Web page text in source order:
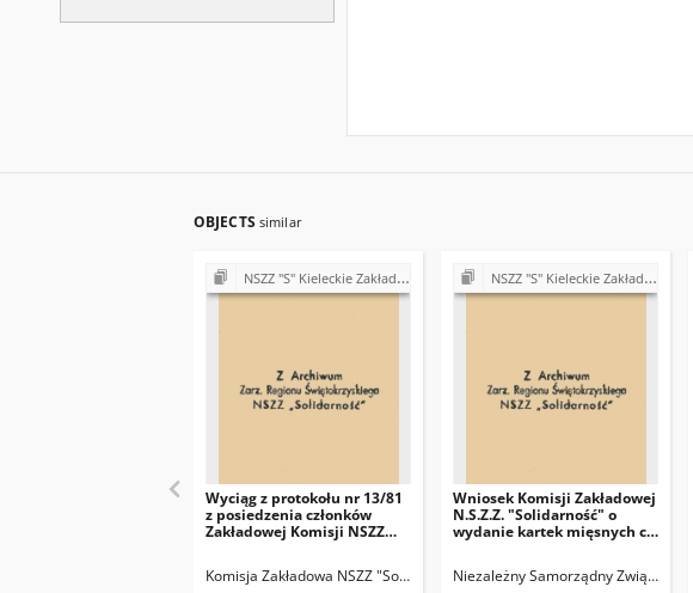
OBJECTS similar
NSZZ "S" Kieleckie Zakłady Przemysłu Wapienniczego Miedzianka k/Kielc
Wyciąg z protokołu nr 13/81
z posiedzenia członków
Zakładowej Komisji NSZZ
27.10.1981r.
Komisja Zakładowa NSZZ "Solidarność" w Miedziance Kieleckie Zakłady
NSZZ "S" Kieleckie Zakłady Przemysłu Wapienniczego Miedzianka k/Kielc
Wniosek Komisji Zakładowej
N.S.Z.Z. "Solidarność" o
wydanie kartek mięsnych c-
Niezależny Samorządny Związek